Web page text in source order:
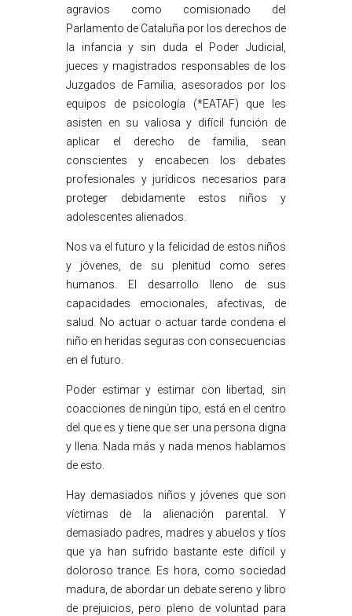
agravios como comisionado del
Parlamento de Cataluña por los derechos de
la infancia y sin duda el Poder Judicial,
jueces y magistrados responsables de los
Juzgados de Familia, asesorados por los
equipos de psicología (*EATAF) que les
asisten en su valiosa y difícil función de
aplicar el derecho de familia, sean
conscientes y encabecen los debates
profesionales y jurídicos necesarios para
proteger debidamente estos niños y
adolescentes alienados.
Nos va el futuro y la felicidad de estos niños
y jóvenes, de su plenitud como seres
humanos. El desarrollo lleno de sus
capacidades emocionales, afectivas, de
salud. No actuar o actuar tarde condena el
niño en heridas seguras con consecuencias
en el futuro.
Poder estimar y estimar con libertad, sin
coacciones de ningún tipo, está en el centro
del que es y tiene que ser una persona digna
y llena. Nada más y nada menos hablamos
de esto.
Hay demasiados niños y jóvenes que son
víctimas de la alienación parental. Y
demasiado padres, madres y abuelos y tíos
que ya han sufrido bastante este difícil y
doloroso trance. Es hora, como sociedad
madura, de abordar un debate sereno y libro
de prejuicios, pero pleno de voluntad para